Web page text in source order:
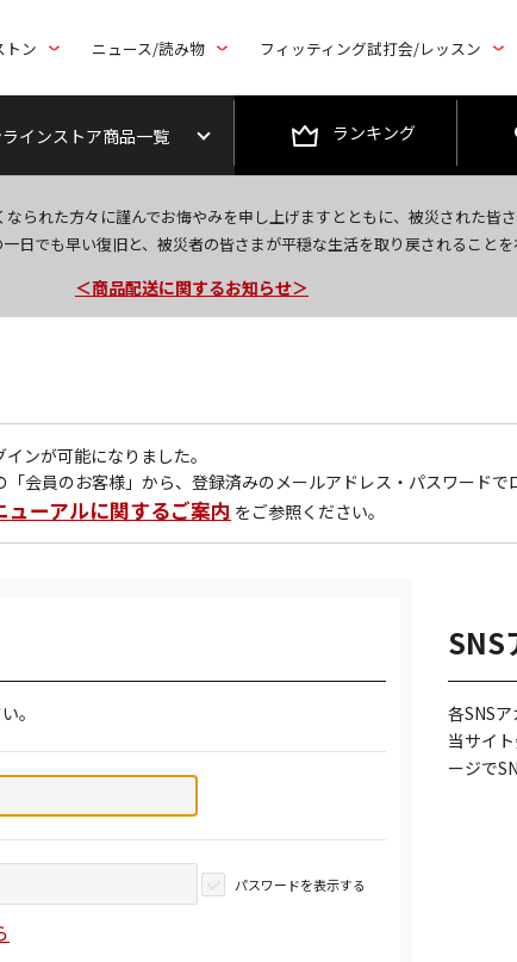
トン ニュース/読み物 フィッティング試打会/レッスン
インストア商品一覧 ランキング
られた方々に謹んでお悔やみを申し上げますとともに、被災された皆
日でも早い復旧と、被災者の皆さまが平穏な生活を取り戻されることを
今なら新規会員登録で1,000円OFFクーポンプレゼント！
＜商品配送に関するお知らせ＞
＜夏季休暇中のご注文・発送・お問い合わせ＞
ンが可能になりました。
会員のお客様」から、登録済みのメールアドレス・パスワードで
ューアルに関するご案内 をご参照ください。
。
パスワードを表示する
SNS
各SNS
当サイ
ージで